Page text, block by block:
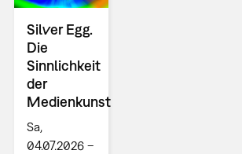
Silver Egg.
Die
Sinnlichkeit
der
Medienkunst
Sa,
04.07.2026 –